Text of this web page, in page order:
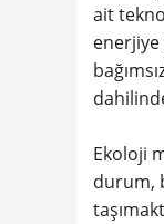
ait
Ekoloji
durum,